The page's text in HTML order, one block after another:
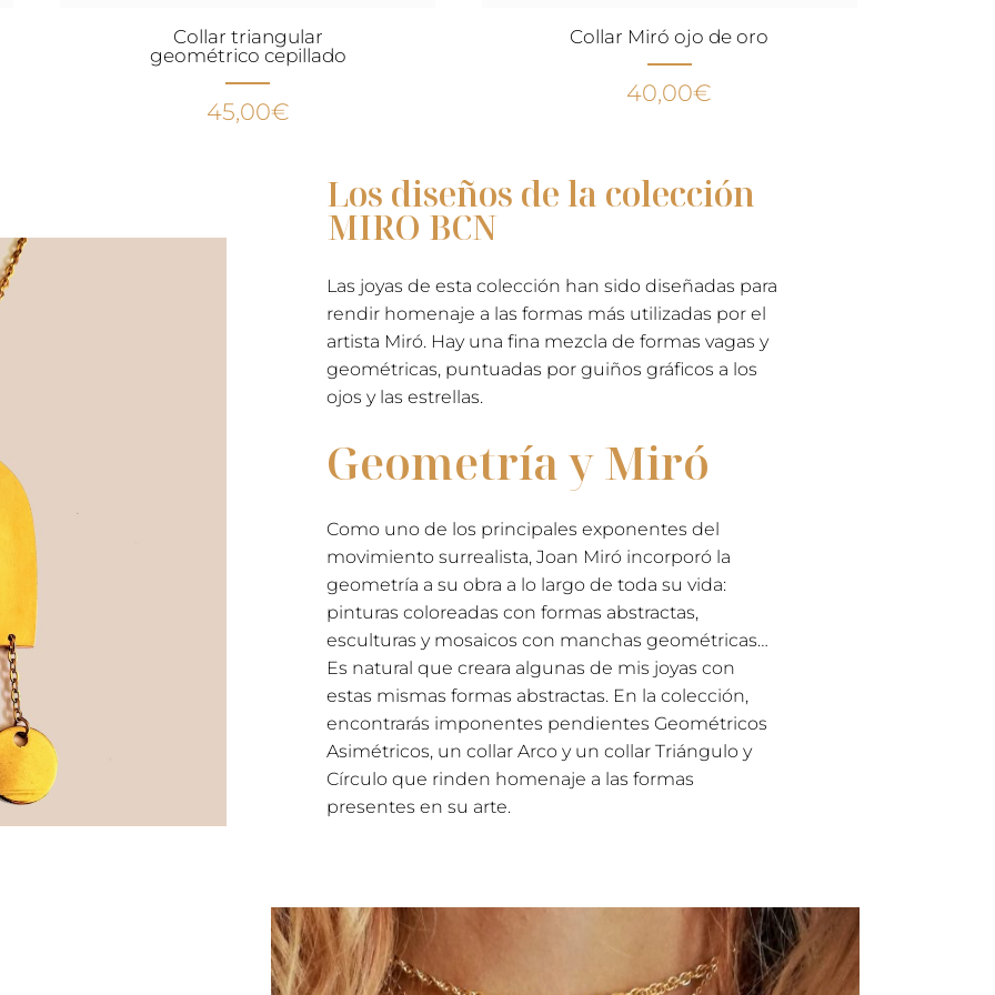
Collar triangular
geométrico cepillado
45,00€
Collar Miró ojo de oro
40,00€
Los diseños de la colección
MIRO BCN
Las joyas de esta colección han sido diseñadas para
rendir homenaje a las formas más utilizadas por el
artista Miró. Hay una fina mezcla de formas vagas y
geométricas, puntuadas por guiños gráficos a los
ojos y las estrellas.
Geometría y Miró
Como uno de los principales exponentes del
movimiento surrealista, Joan Miró incorporó la
geometría a su obra a lo largo de toda su vida:
pinturas coloreadas con formas abstractas,
esculturas y mosaicos con manchas geométricas…
Es natural que creara algunas de mis joyas con
estas mismas formas abstractas. En la colección,
encontrarás imponentes pendientes Geométricos
Asimétricos, un collar Arco y un collar Triángulo y
Círculo que rinden homenaje a las formas
presentes en su arte.